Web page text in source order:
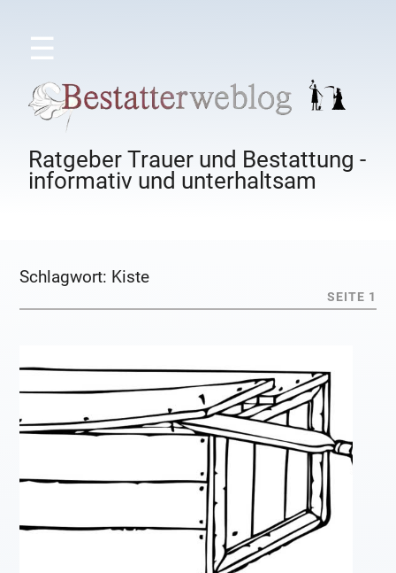
☰
Ratgeber Trauer und Bestattung -
informativ und unterhaltsam
Schlagwort: Kiste
SEITE 1